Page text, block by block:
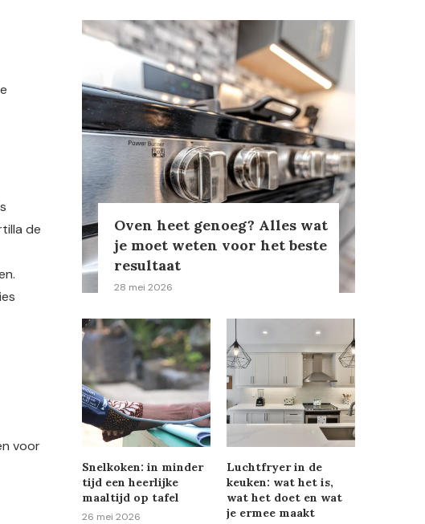
de
voor
Oven heet genoeg? Alles wat
je moet weten voor het beste
resultaat
28 mei 2026
Snelkoken: in minder
tijd een heerlijke
maaltijd op tafel
26 mei 2026
Luchtfryer in de
keuken: wat het is,
wat het doet en wat
je ermee maakt